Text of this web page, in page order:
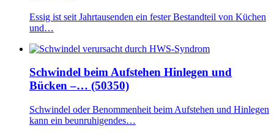
Essig ist seit Jahrtausenden ein fester Bestandteil von Küchen
und…
Schwindel beim Aufstehen Hinlegen und
Bücken –… (50350)
Schwindel oder Benommenheit beim Aufstehen und Hinlegen
kann ein beunruhigendes…